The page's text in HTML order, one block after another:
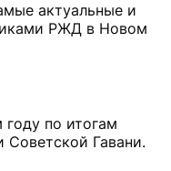
актуальные и
РЖД в Новом
по итогам
Советской Гавани.